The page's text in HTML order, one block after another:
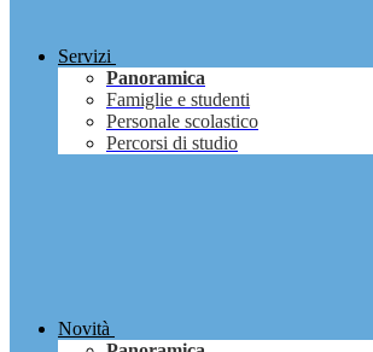
Servizi
Panoramica
Famiglie e studenti
Personale scolastico
Percorsi di studio
Novità